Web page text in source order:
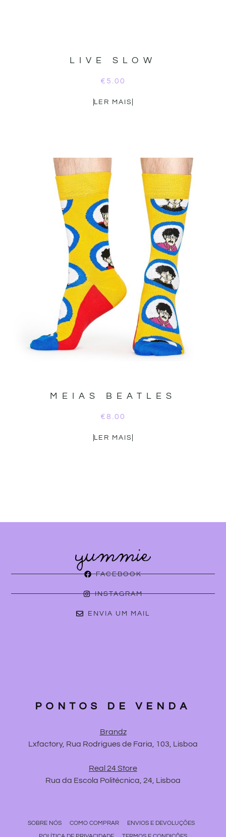
LIVE SLOW
€ 5.00
LER MAIS
MEIAS BEATLES
€8.00
LER MAIS
FACEBOOK
INSTAGRAM
ENVIA UM MAIL
PONTOS DE VENDA
Brandz
Lxfactory, Rua Rodrigues de Faria, 103, Lisboa
Real 24 Store
Rua da Escola Politécnica, 24, Lisboa
SOBRE NÓS COMO COMPRAR
ENVIOS E DEVOLUÇÕES